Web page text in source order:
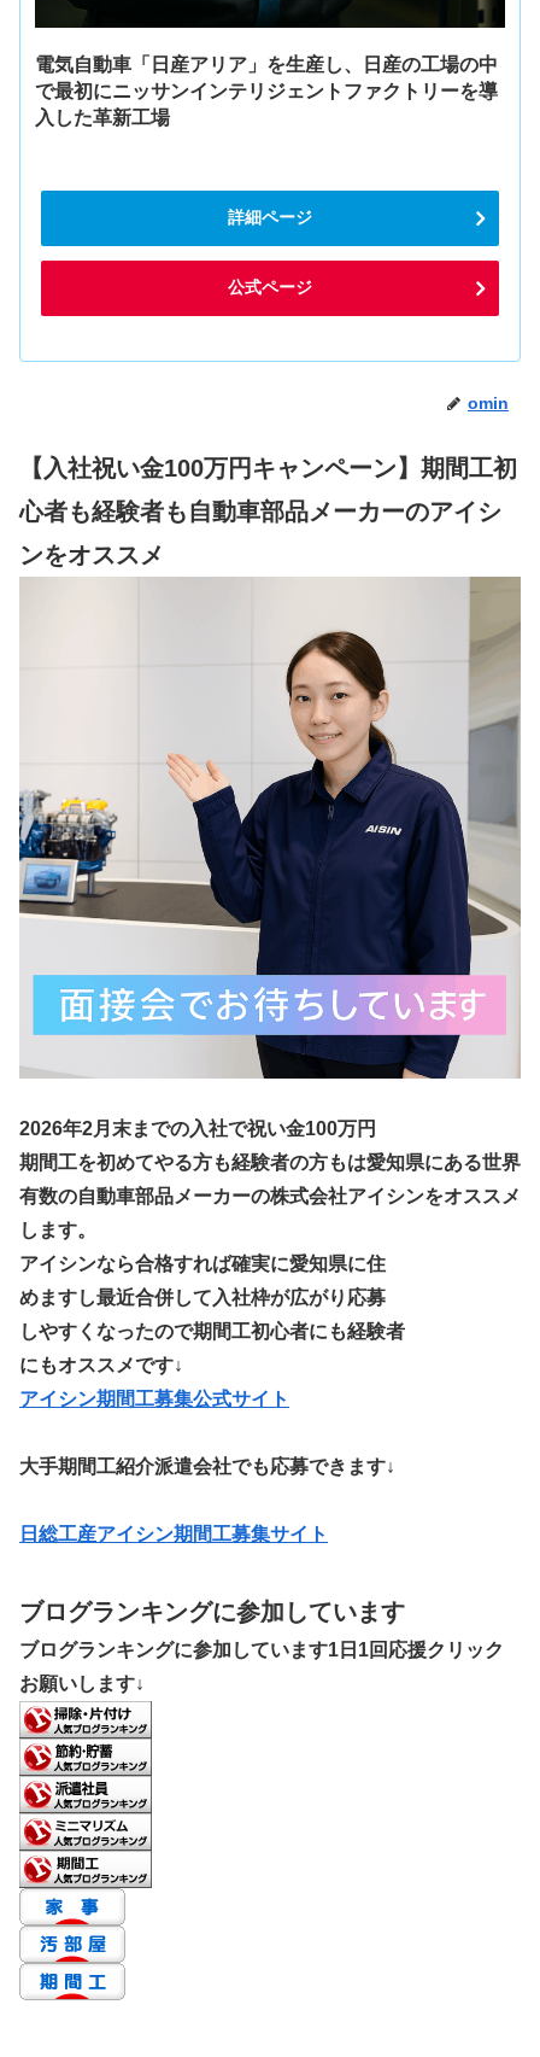
電気自動車「日産アリア」を生産し、日産の工場の中
で最初にニッサンインテリジェントファクトリーを導
入した革新工場
詳細ページ
公式ページ
omin
【入社祝い金100万円キャンペーン】期間工初
心者も経験者も自動車部品メーカーのアイシ
ンをオススメ
2026年2月末までの入社で祝い金100万円
期間工を初めてやる方も経験者の方もは愛知県にある世界
有数の自動車部品メーカーの株式会社アイシンをオススメ
します。
アイシンなら合格すれば確実に愛知県に住
めますし最近合併して入社枠が広がり応募
しやすくなったので期間工初心者にも経験者
にもオススメです↓
アイシン期間工募集公式サイト
大手期間工紹介派遣会社でも応募できます↓
日総工産アイシン期間工募集サイト
ブログランキングに参加しています
ブログランキングに参加しています1日1回応援クリック
お願いします↓